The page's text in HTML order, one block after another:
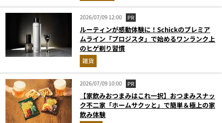
2026/07/09 12:00 PR
ルーティンが感動体験に！Schickのプレミア
ムライン「プロジスタ」で始めるワンランク上
のヒゲ剃り習慣
雑貨
2026/07/09 10:00 PR
【家飲みおつまみはこれ一択】おつまみスナッ
ク不二家「ホームサクッと」で簡単＆極上の家
飲み体験